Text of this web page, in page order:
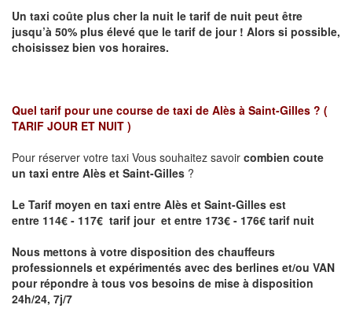
Un taxi coûte plus cher la nuit le tarif de nuit peut être
jusqu’à 50% plus élevé que le tarif de jour ! Alors si possible,
choisissez bien vos horaires.
Quel tarif pour une course de taxi de Alès à Saint-Gilles ? (
TARIF JOUR ET NUIT )
Pour réserver votre taxi Vous souhaitez savoir combien coute
un taxi entre Alès et Saint-Gilles ?
Le Tarif moyen en taxi entre Alès et Saint-Gilles est
entre 114€ - 117€ tarif jour et entre 173€ - 176€ tarif nuit
Nous mettons à votre disposition des chauffeurs
professionnels et expérimentés avec des berlines et/ou VAN
pour répondre à tous vos besoins de mise à disposition
24h/24, 7j/7